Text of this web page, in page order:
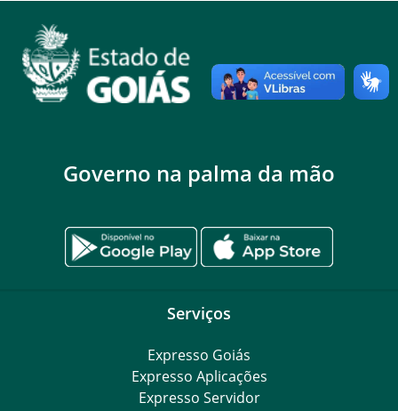
Governo na palma da mão
Serviços
Expresso Goiás
Expresso Aplicações
Expresso Servidor